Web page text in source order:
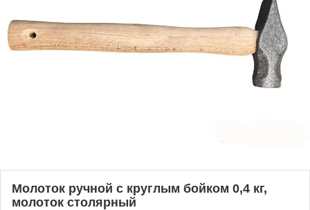
Молоток ручной с круглым бойком 0,4 кг,
молоток столярный